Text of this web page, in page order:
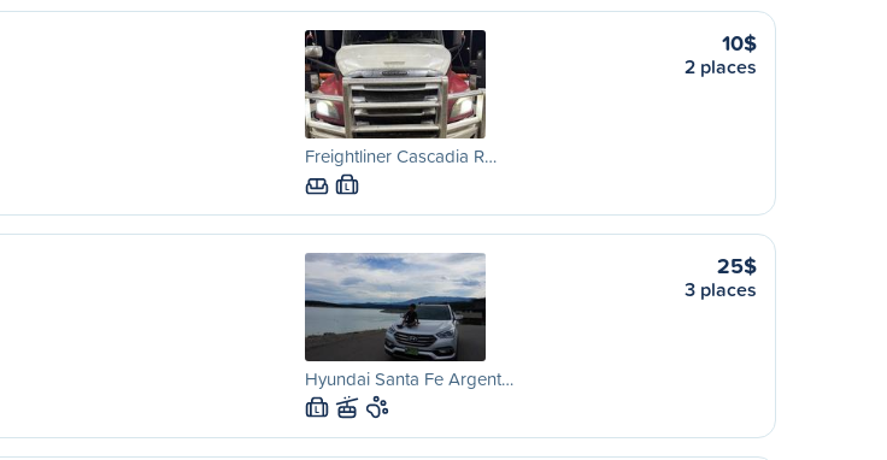
Freightliner Cascadia R…
L
10$
2 places
Hyundai Santa Fe Argent…
L
25$
3 places